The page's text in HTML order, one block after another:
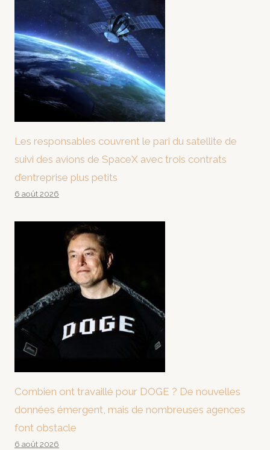
Les responsables couvrent le pari du satellite de
suivi des avions de SpaceX avec trois contrats
d’entreprise plus petits
6 août 2026
Combien ont travaillé pour DOGE ? De nouvelles
données émergent, mais de nombreuses agences
font obstacle
6 août 2026